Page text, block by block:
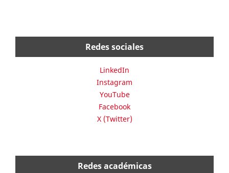
Redes sociales
LinkedIn
Instagram
YouTube
Facebook
X (Twitter)
Redes académicas